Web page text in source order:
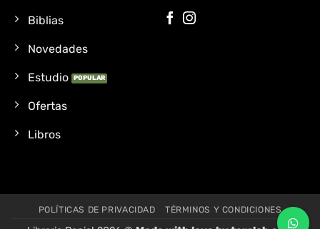
Biblias
Novedades
Estudio
Ofertas
Libros
POLÍTICAS DE PRIVACIDAD TÉRMINOS Y CONDICIONES